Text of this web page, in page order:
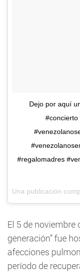
Dejo por aquí
#regalomadres
Una publicación
El 5 de noviembre
generación” fue
afecciones
período de